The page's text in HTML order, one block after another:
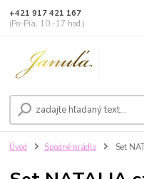
+421 917 421 167
(Po-Pia, 10 -17 hod.)
Úvod Spodné prádlo Set